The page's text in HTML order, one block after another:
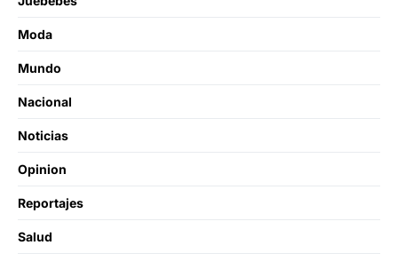
Moda
Mundo
Nacional
Noticias
Opinion
Reportajes
Salud